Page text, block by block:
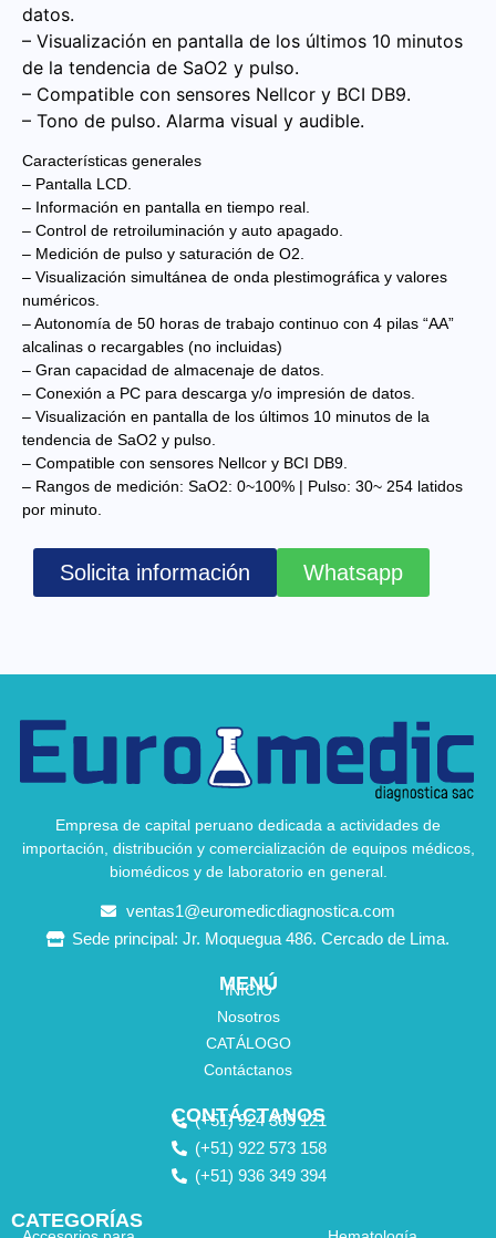
datos.
– Visualización en pantalla de los últimos 10 minutos
de la tendencia de SaO2 y pulso.
– Compatible con sensores Nellcor y BCI DB9.
– Tono de pulso. Alarma visual y audible.
Características generales
– Pantalla LCD.
– Información en pantalla en tiempo real.
– Control de retroiluminación y auto apagado.
– Medición de pulso y saturación de O2.
– Visualización simultánea de onda plestimográfica y valores
numéricos.
– Autonomía de 50 horas de trabajo continuo con 4 pilas “AA”
alcalinas o recargables (no incluidas)
– Gran capacidad de almacenaje de datos.
– Conexión a PC para descarga y/o impresión de datos.
– Visualización en pantalla de los últimos 10 minutos de la
tendencia de SaO2 y pulso.
– Compatible con sensores Nellcor y BCI DB9.
– Rangos de medición: SaO2: 0~100% | Pulso: 30~ 254 latidos
por minuto.
Solicita información Whatsapp
Empresa de capital peruano dedicada a actividades de
importación, distribución y comercialización de equipos médicos,
biomédicos y de laboratorio en general.
ventas1@euromedicdiagnostica.com
Sede principal: Jr. Moquegua 486. Cercado de Lima.
MENÚ
INICIO
Nosotros
CATÁLOGO
Contáctanos
CONTÁCTANOS
(+51) 924 309 121
(+51) 922 573 158
(+51) 936 349 394
CATEGORÍAS